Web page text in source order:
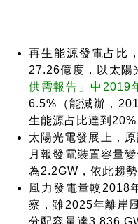
再生能源發電占比
27.26億度，以太陽
供需報告」中2019
6.5%（能減辦，
生能源占比達到
太陽光電發展上，
月報發電裝置容量
為2.2GW，依此趨
風力發電量較2018
察，雖2025年離岸
分配容量達3.836